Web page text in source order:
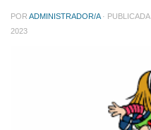
POR ADMINISTRADOR/A · PUBLICADA
2023